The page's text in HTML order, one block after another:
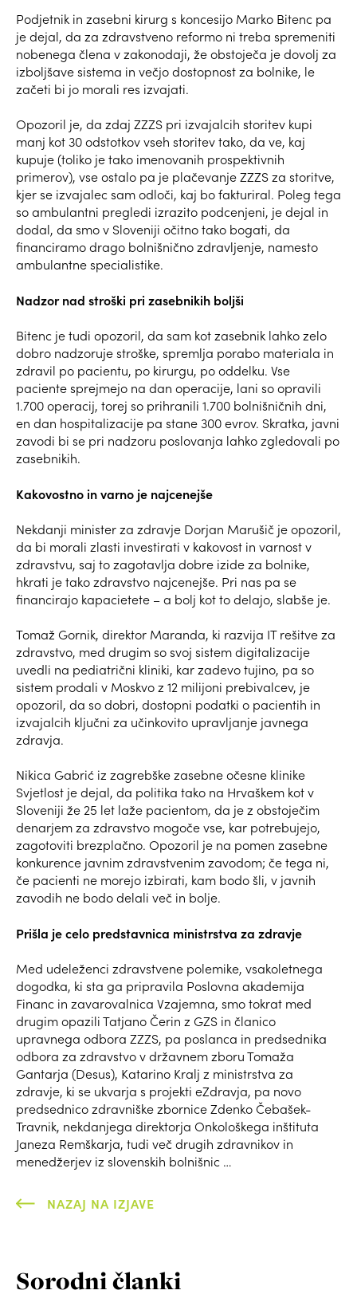
Podjetnik in zasebni kirurg s koncesijo Marko Bitenc pa
je dejal, da za zdravstveno reformo ni treba spremeniti
nobenega člena v zakonodaji, že obstoječa je dovolj za
izboljšave sistema in večjo dostopnost za bolnike, le
začeti bi jo morali res izvajati.
Opozoril je, da zdaj ZZZS pri izvajalcih storitev kupi
manj kot 30 odstotkov vseh storitev tako, da ve, kaj
kupuje (toliko je tako imenovanih prospektivnih
primerov), vse ostalo pa je plačevanje ZZZS za storitve,
kjer se izvajalec sam odloči, kaj bo fakturiral. Poleg tega
so ambulantni pregledi izrazito podcenjeni, je dejal in
dodal, da smo v Sloveniji očitno tako bogati, da
financiramo drago bolnišnično zdravljenje, namesto
ambulantne specialistike.
Nadzor nad stroški pri zasebnikih boljši
Bitenc je tudi opozoril, da sam kot zasebnik lahko zelo
dobro nadzoruje stroške, spremlja porabo materiala in
zdravil po pacientu, po kirurgu, po oddelku. Vse
paciente sprejmejo na dan operacije, lani so opravili
1.700 operacij, torej so prihranili 1.700 bolnišničnih dni,
en dan hospitalizacije pa stane 300 evrov. Skratka, javni
zavodi bi se pri nadzoru poslovanja lahko zgledovali po
zasebnikih.
Kakovostno in varno je najcenejše
Nekdanji minister za zdravje Dorjan Marušič je opozoril,
da bi morali zlasti investirati v kakovost in varnost v
zdravstvu, saj to zagotavlja dobre izide za bolnike,
hkrati je tako zdravstvo najcenejše. Pri nas pa se
financirajo kapacietete – a bolj kot to delajo, slabše je.
Tomaž Gornik, direktor Maranda, ki razvija IT rešitve za
zdravstvo, med drugim so svoj sistem digitalizacije
uvedli na pediatrični kliniki, kar zadevo tujino, pa so
sistem prodali v Moskvo z 12 milijoni prebivalcev, je
opozoril, da so dobri, dostopni podatki o pacientih in
izvajalcih ključni za učinkovito upravljanje javnega
zdravja.
Nikica Gabrić iz zagrebške zasebne očesne klinike
Svjetlost je dejal, da politika tako na Hrvaškem kot v
Sloveniji že 25 let laže pacientom, da je z obstoječim
denarjem za zdravstvo mogoče vse, kar potrebujejo,
zagotoviti brezplačno. Opozoril je na pomen zasebne
konkurence javnim zdravstvenim zavodom; če tega ni,
če pacienti ne morejo izbirati, kam bodo šli, v javnih
zavodih ne bodo delali več in bolje.
Prišla je celo predstavnica ministrstva za zdravje
Med udeleženci zdravstvene polemike, vsakoletnega
dogodka, ki sta ga pripravila Poslovna akademija
Financ in zavarovalnica Vzajemna, smo tokrat med
drugim opazili Tatjano Čerin z GZS in članico
upravnega odbora ZZZS, pa poslanca in predsednika
odbora za zdravstvo v državnem zboru Tomaža
Gantarja (Desus), Katarino Kralj z ministrstva za
zdravje, ki se ukvarja s projekti eZdravja, pa novo
predsednico zdravniške zbornice Zdenko Čebašek-
Travnik, nekdanjega direktorja Onkološkega inštituta
Janeza Remškarja, tudi več drugih zdravnikov in
menedžerjev iz slovenskih bolnišnic …
NAZAJ NA IZJAVE
Sorodni članki